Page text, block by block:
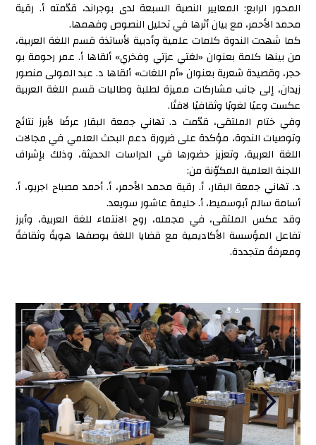
المحور الرابع: المعايير النصية السبعة لدى بوجراند، قدّمته أ. رقية
محمد الأحمر، مع بيان أثرها في تحليل النصوص وفهمها.
كما شهدت الندوة كلمات علمية وأدبية لأساتذة قسم اللغة العربية،
من بينها كلمة بعنوان «لغتي عزتي وفخري» ألقاها أ. عمر رحومة بو
حجر، وقصيدة شعرية بعنوان «أم اللغات» ألقاها د. عبد المولى منصور
زيدان، إلى جانب مشاركات مميزة لطلبة وطالبات قسم اللغة العربية
عكست وعيًا لغويًا وثقافيًا لافتًا.
وفي ختام الملتقى، قدّمت د. تهاني جمعة البقار عرضًا لأبرز نتائج
وتوصيات الندوة، مؤكدة على ضرورة دعم البحث العلمي في مجالات
اللغة العربية، وتعزيز حضورها في الدراسات الحديثة، وذلك بإشراف
اللجنة العلمية المكوّنة من:
د. تهاني جمعة البقار، أ. رقية محمد الأحمر، أ. أحمد مصباح اجريو، أ.
أسامة سالم أبوسميط، أ. حليمة عاشور سويعد.
وقد عكس الملتقى، في مجمله، روح الانتماء للغة العربية، وأبرز
تفاعل المؤسسة الأكاديمية مع قضايا اللغة بوصفها هويةً وثقافةً
ومعرفةً متجددة.